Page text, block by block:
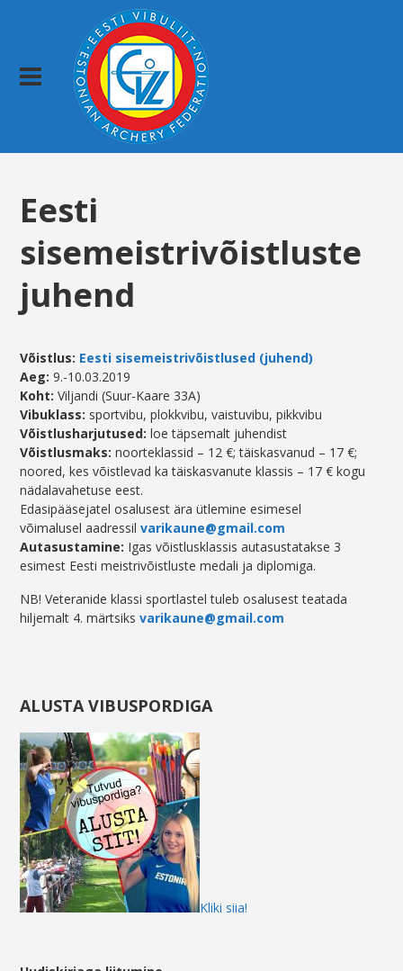
Eesti
sisemeistrivõistluste
juhend
Võistlus: Eesti sisemeistrivõistlused (juhend)
Aeg: 9.-10.03.2019
Koht: Viljandi (Suur-Kaare 33A)
Vibuklass: sportvibu, plokkvibu, vaistuvibu, pikkvibu
Võistlusharjutused: loe täpsemalt juhendist
Võistlusmaks: noorteklassid – 12 €; täiskasvanud – 17 €;
noored, kes võistlevad ka täiskasvanute klassis – 17 € kogu
nädalavahetuse eest.
Edasipääsejatel osalusest ära ütlemine esimesel
võimalusel aadressilvarikaune@gmail.com
Autasustamine: Igas võistlusklassis autasustatakse 3
esimest Eesti meistrivõistluste medali ja diplomiga.
NB! Veteranide klassi sportlastel tuleb osalusest teatada
hiljemalt 4. märtsiksvarikaune@gmail.com
ALUSTA VIBUSPORDIGA
Kliki siia!